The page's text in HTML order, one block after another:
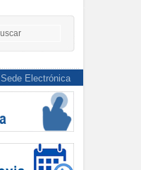
Sede Electrónica